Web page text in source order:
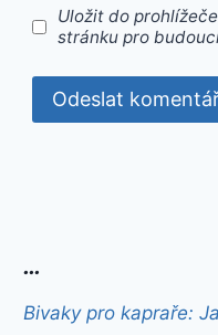
Uložit do
stránku pro
…
Bivaky pro kapraře: